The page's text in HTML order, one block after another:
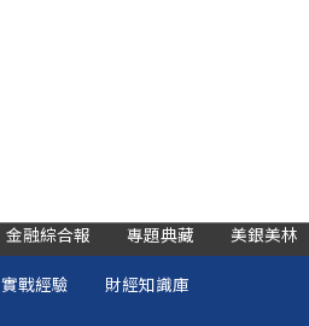
金融綜合報 專題典藏 美銀美林
實戰經驗 財經知識庫